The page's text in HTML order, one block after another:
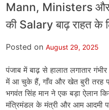
Mann, Ministers और
की Salary बाढ़ राहत के
Posted on August 29, 2025
पंजाब में बाढ़ से हालात लगातार
में आ चुके हैं, गाँव और खेत बुरी तरह
भगवंत सिंह मान ने एक बड़ा ऐलान
मंत्रिमंडल के मंत्री और आम आदमी